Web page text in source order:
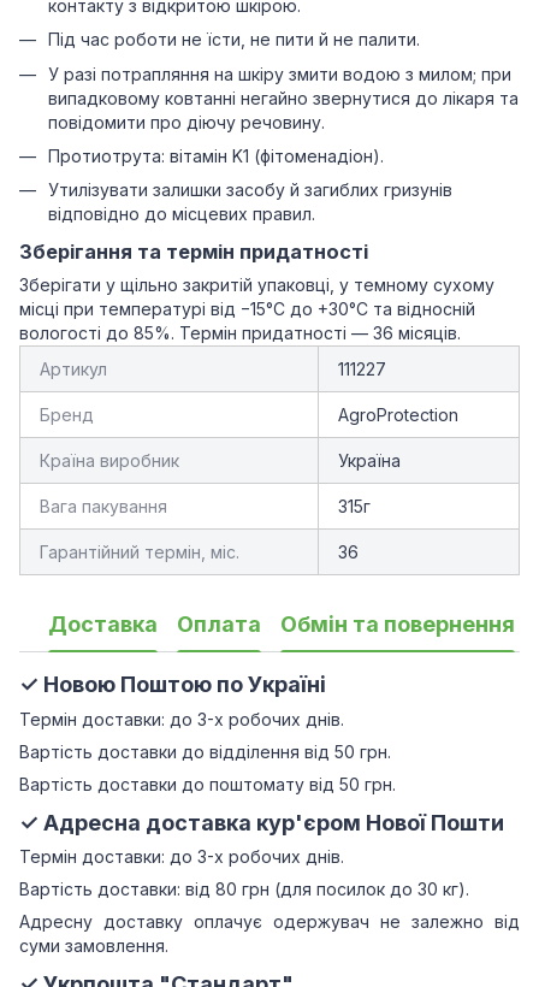
контакту з відкритою шкірою.
Під час роботи не їсти, не пити й не палити.
У разі потрапляння на шкіру змити водою з милом; при
випадковому ковтанні негайно звернутися до лікаря та
повідомити про діючу речовину.
Протиотрута: вітамін K1 (фітоменадіон).
Утилізувати залишки засобу й загиблих гризунів
відповідно до місцевих правил.
Зберігання та термін придатності
Зберігати у щільно закритій упаковці, у темному сухому
місці при температурі від −15°C до +30°C та відносній
вологості до 85%. Термін придатності — 36 місяців.
Артикул
111227
Бренд AgroProtection
Країна виробник Україна
Вага пакування 315г
Гарантійний термін, міс. 36
Доставка Оплата Обмін та повернення
✓ Новою Поштою по Україні
Термін доставки: до 3-х робочих днів.
Вартість доставки до відділення від 50 грн.
Вартість доставки до поштомату від 50 грн.
✓ Адресна доставка кур'єром Нової Пошти
Термін доставки: до 3-х робочих днів.
Вартість доставки: від 80 грн (для посилок до 30 кг).
Адресну доставку оплачує одержувач не залежно від
суми замовлення.